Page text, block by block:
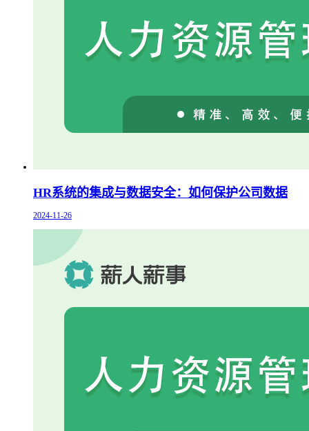
HR系统的集成与数据安全：如何保护公司数据
2024-11-26